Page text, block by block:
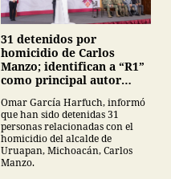
31 detenidos por
homicidio de Carlos
Manzo; identifican a “R1”
como principal autor
Omar García Harfuch, informó
que han sido detenidas 31
personas relacionadas con el
homicidio del alcalde de
Uruapan, Michoacán, Carlos
Manzo.